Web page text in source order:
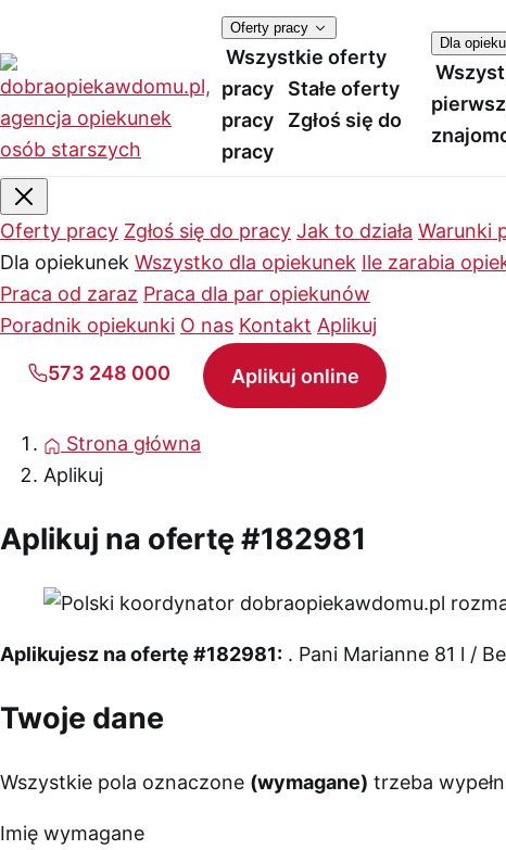
Oferty pracy
Wszystkie oferty
pracy
Stałe oferty
pracy
Zgłoś się do
pracy
Dla
Oferty pracy Zgłoś się do pracy Jak to działa Warunki
Dla opiekunek Wszystko dla opiekunek Ile zarabia
Praca od zaraz Praca dla par opiekunów
Poradnik opiekunki O nas Kontakt Aplikuj
573 248 000 Aplikuj online
Strona główna
Aplikuj
Aplikuj na ofertę #182981
Aplikujesz na ofertę #182981: . Pani Marianne 81 l /
Twoje dane
Wszystkie pola oznaczone (wymagane) trzeba
Imię wymagane